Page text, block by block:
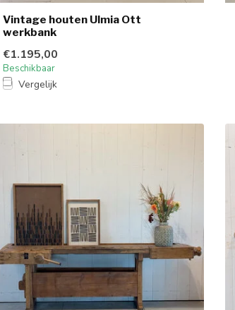
Vintage houten Ulmia Ott
werkbank
€1.195,00
Beschikbaar
Vergelijk